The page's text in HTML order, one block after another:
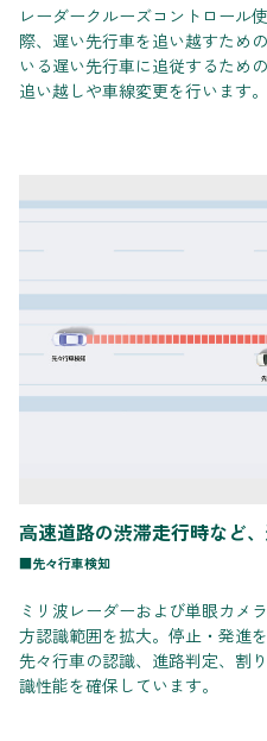
レーダークルーズコントロール
際、遅い先行車を追い越すため
いる遅い先行車に追従するため
追い越しや車線変更を行います。
高速道路の渋滞走行時など
■先々行車検知
ミリ波レーダーおよび単眼カメ
方認識範囲を拡大。停止・発進
先々行車の認識、進路判定、割
識性能を確保しています。